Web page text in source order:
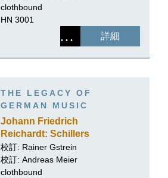
und Romanzen mit Musik
Teil II
clothbound
HN 3001
詳細
THE LEGACY OF
GERMAN MUSIC
Johann Friedrich
Reichardt: Schillers
lyrische Gedichte mit
Musik
校訂: Rainer Gstrein
校訂: Andreas Meier
clothbound